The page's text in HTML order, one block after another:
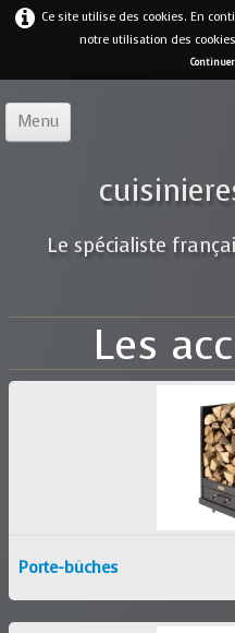
Ce site utilise des cookies. En
notre utilisation des
Menu
Notre
Le spécialiste
Les
Porte-bûches